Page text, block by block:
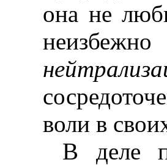
она не
воли в
В деле